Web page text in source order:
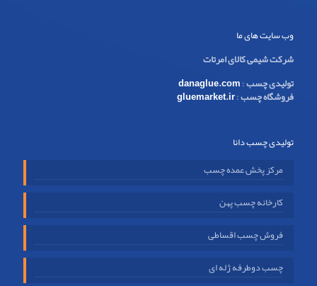
وب سایت های ما
شرکت شیمی کالای امرتات
تولیدی چسب:
danaglue.com
فروشگاه چسب:
gluemarket.ir
تولیدی چسب دانا
مرکز پخش عمده چسب
کارخانه چسب پهن
فروش چسب اقساطی
چسب دوطرفه ژله ای